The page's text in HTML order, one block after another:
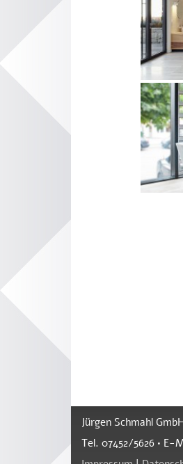
Jürgen Schmahl
Tel. 07452/5626 • E-